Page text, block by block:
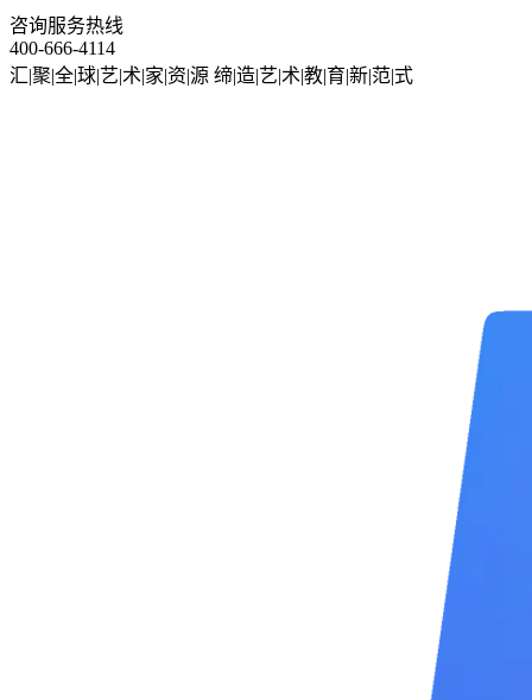
咨询服务热线
400-666-4114
汇|聚|全|球|艺|术|家|资|源 缔|造|艺|术|教|育|新|范|式